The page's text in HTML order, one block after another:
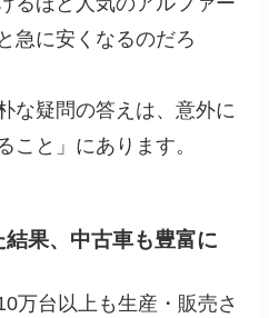
急に安くなるのだろ
な疑問の答えは、意外に
こと」にあります。
果、中古車も豊富に
万台以上も生産・販売さ